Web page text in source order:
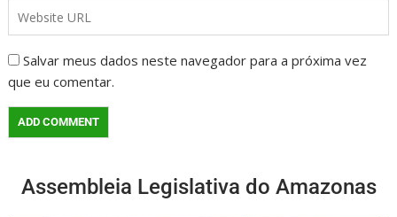
Salvar meus dados neste navegador para a próxima vez
que eu comentar.
Assembleia Legislativa do Amazonas